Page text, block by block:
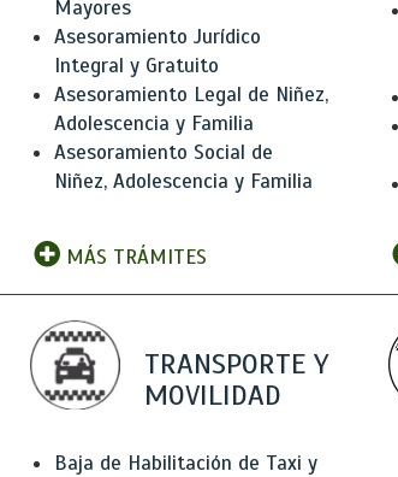
Mayores
Asesoramiento Jurídico
Integral y Gratuito
Asesoramiento Legal de Niñez,
Adolescencia y Familia
Asesoramiento Social de
Niñez, Adolescencia y Familia
MÁS TRÁMITES
TRANSPORTE Y
MOVILIDAD
Baja de Habilitación de Taxi y